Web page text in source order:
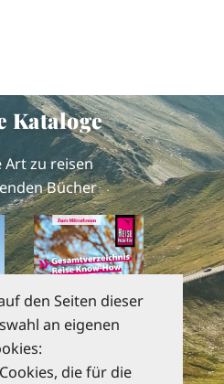
Kataloge
Art zu reisen
Bücher
den Seiten dieser
an eigenen
die für die